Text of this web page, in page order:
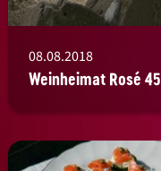
08.08.2018
Weinheimat Rosé 45